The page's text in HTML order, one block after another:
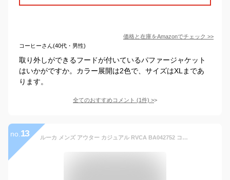
価格と在庫をAmazonでチェック >>
コーヒーさん(40代・男性)
取り外しができるフードが付いているパファージャケット
はいかがですか。カラー展開は2色で、サイズはXLまであ
ります。
全てのおすすめコメント (1件) >
no. 13 ルーカ メンズ アウター カジュアル RVCA BA042752 コーデュロイカバーオールジャケット CHAINMAIL CHORE CAMO | サーフ